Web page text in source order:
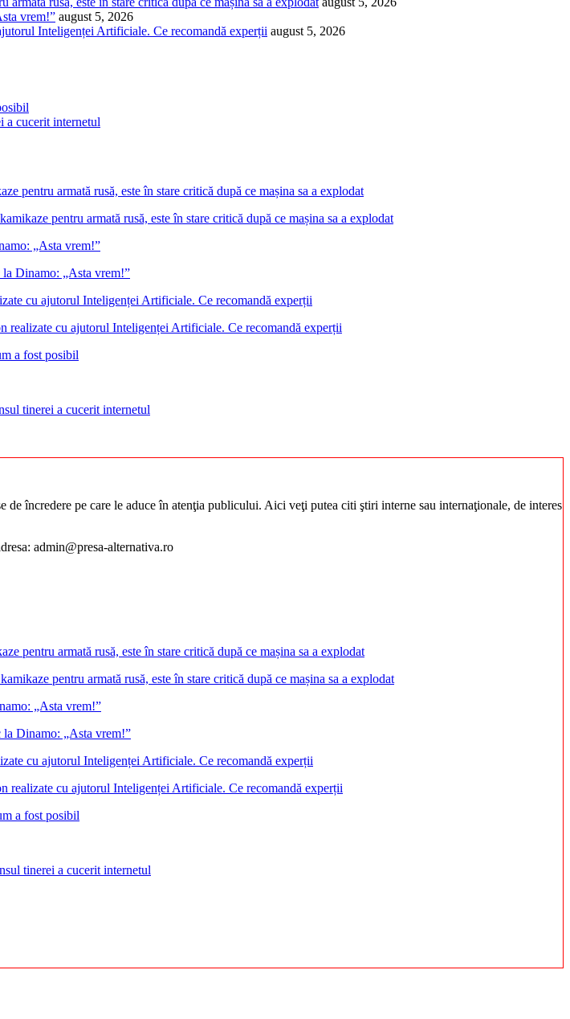
vrem!” august 5, 2026
Inteligenței Artificiale. Ce recomandă experții august 5, 2026
a cucerit internetul
pentru armată rusă, este în stare critică după ce mașina sa a explodat
Dinamo: „Asta vrem!”
realizate cu ajutorul Inteligenței Artificiale. Ce recomandă experții
a fost posibil
tinerei a cucerit internetul
încredere pe care le aduce în atenţia publicului. Aici veţi putea citi ştiri interne sau internaţionale, de interes
admin@presa-alternativa.ro
pentru armată rusă, este în stare critică după ce mașina sa a explodat
Dinamo: „Asta vrem!”
realizate cu ajutorul Inteligenței Artificiale. Ce recomandă experții
a fost posibil
tinerei a cucerit internetul